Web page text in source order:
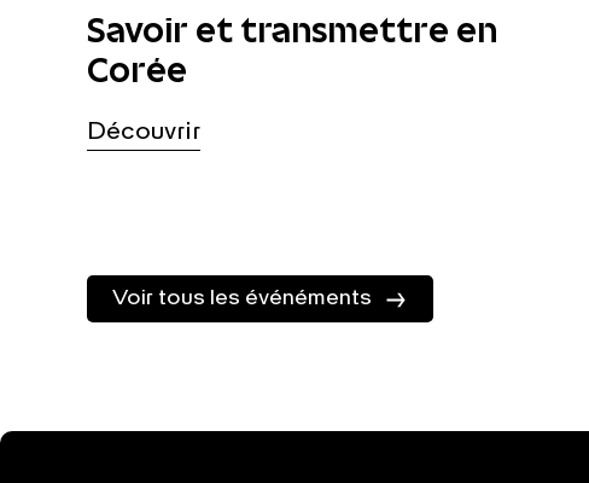
Savoir et transmettre en
Corée
Découvrir
Voir tous les événéments